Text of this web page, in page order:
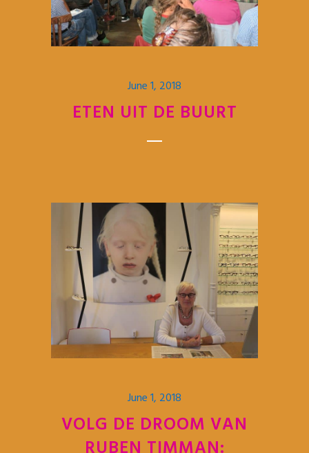
June 1, 2018
ETEN UIT DE BUURT
June 1, 2018
VOLG DE DROOM VAN